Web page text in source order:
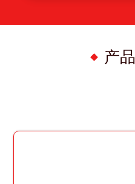
产